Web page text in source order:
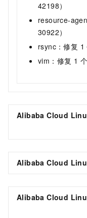
42198）
resource-
30922）
rsync：修复 1
vim：修复 1
Alibaba Cloud
Alibaba Cloud
Alibaba Cloud